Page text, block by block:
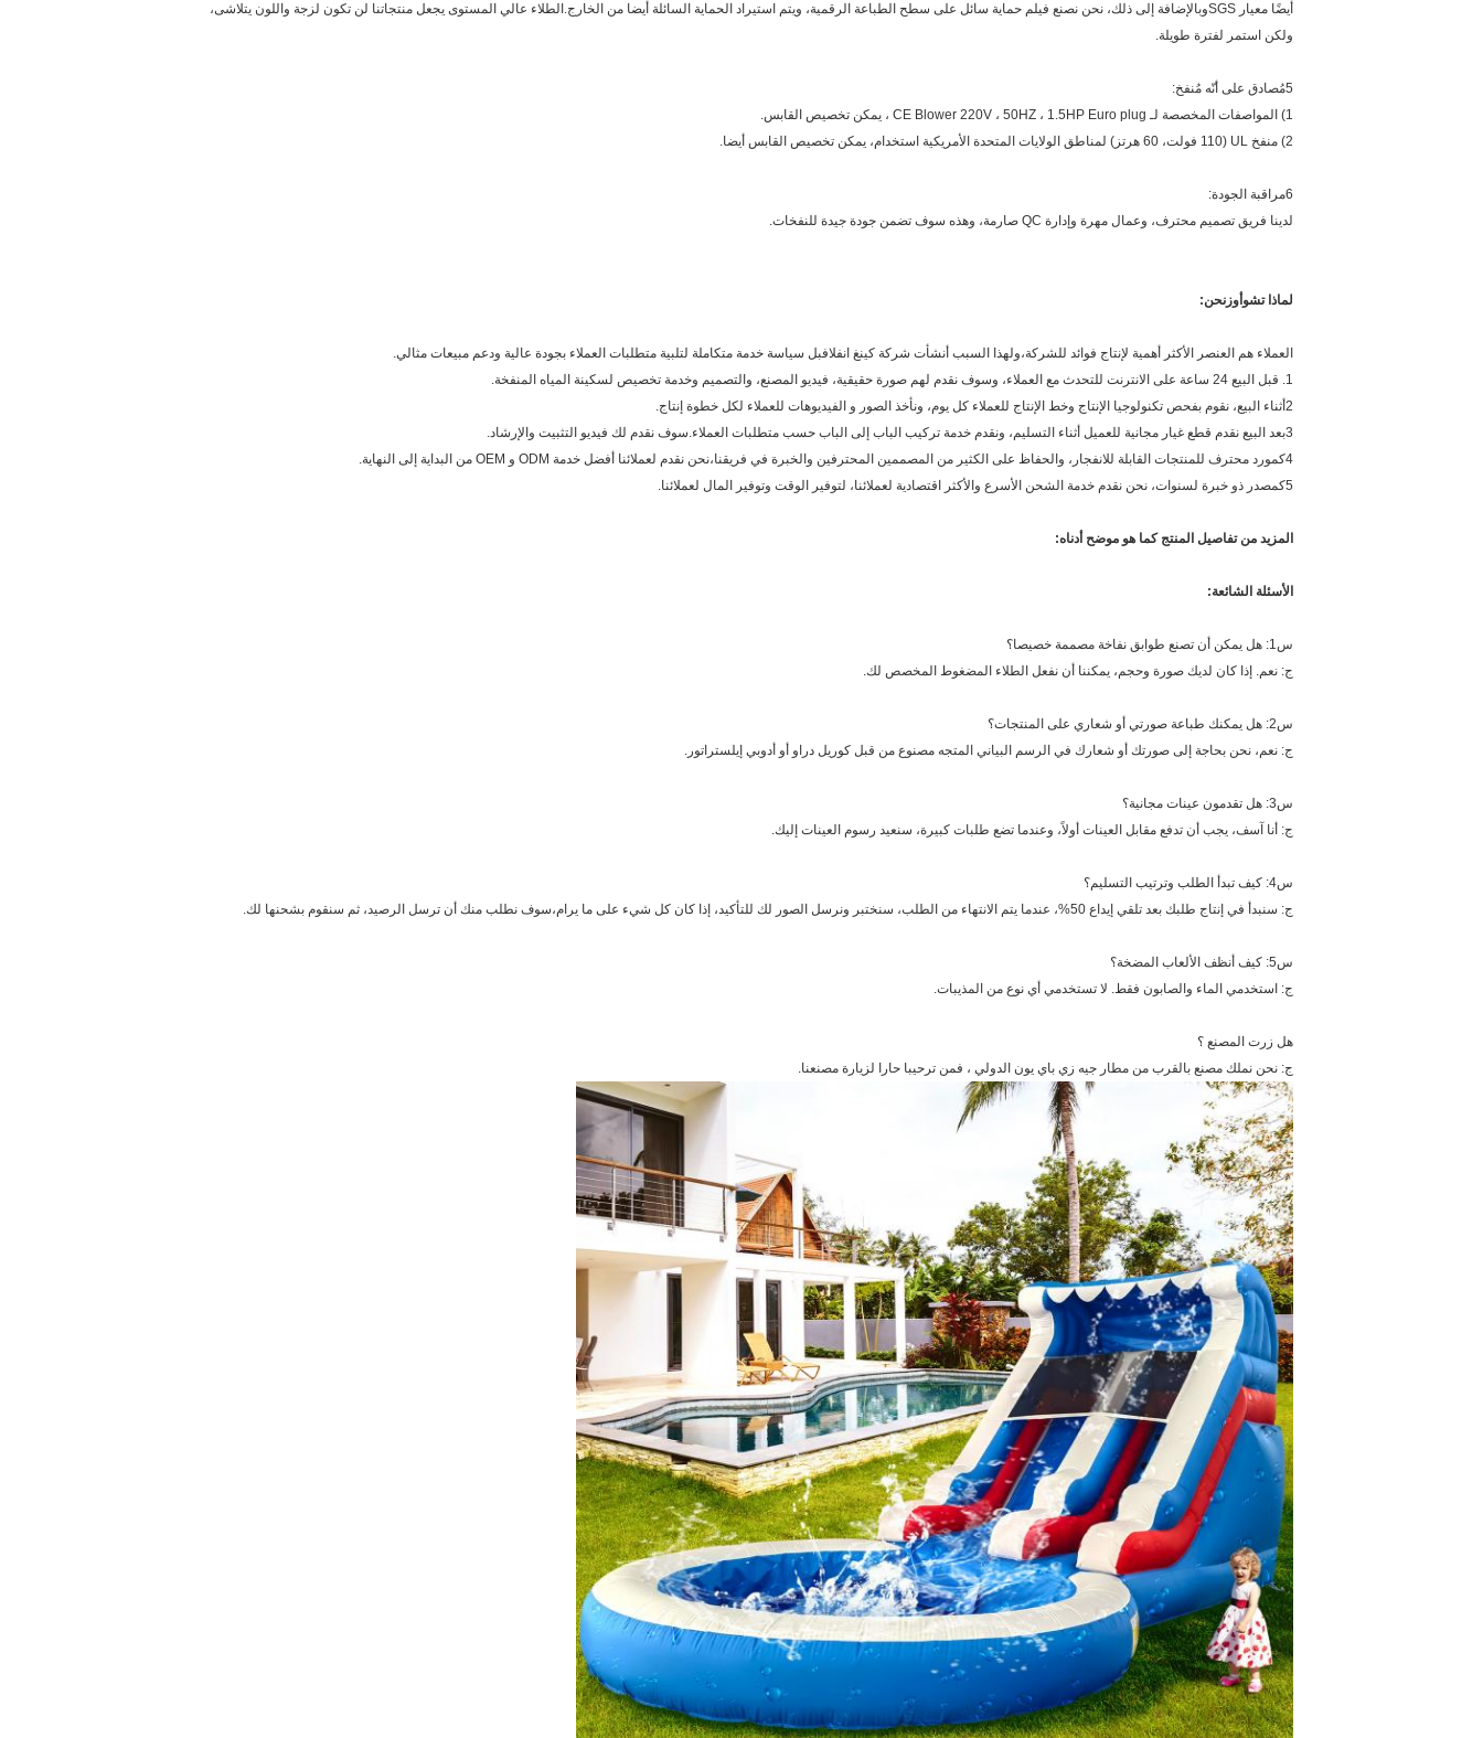
أيضًا معيار SGSوبالإضافة إلى ذلك، نحن نصنع فيلم حماية سائل على سطح الطباعة الرقمية، ويتم استيراد الحماية السائلة أيضا من الخارج.الطلاء عالي المستوى يجعل منتجاتنا لن تكون لزجة واللون يتلاشى،
ولكن استمر لفترة طويلة.
5مُصادق على أنّه مُنفخ:
1) المواصفات المخصصة لـ CE Blower 220V ، 50HZ ، 1.5HP Euro plug ، يمكن تخصيص القابس.
2) منفخ UL (110 فولت، 60 هرتز) لمناطق الولايات المتحدة الأمريكية استخدام، يمكن تخصيص القابس أيضا.
6مراقبة الجودة:
لدينا فريق تصميم محترف، وعمال مهرة وإدارة QC صارمة، وهذه سوف تضمن جودة جيدة للنفخات.
لماذا تشو أوز نحن:
العملاء هم العنصر الأكثر أهمية لإنتاج فوائد للشركة،ولهذا السبب أنشأت شركة كينغ انفلافبل سياسة خدمة متكاملة لتلبية متطلبات العملاء بجودة عالية ودعم مبيعات مثالي.
1. قبل البيع 24 ساعة على الانترنت للتحدث مع العملاء، وسوف نقدم لهم صورة حقيقية، فيديو المصنع، والتصميم وخدمة تخصيص لسكينة المياه المنفخة.
2أثناء البيع، نقوم بفحص تكنولوجيا الإنتاج وخط الإنتاج للعملاء كل يوم، ونأخذ الصور و الفيديوهات للعملاء لكل خطوة إنتاج.
3بعد البيع نقدم قطع غيار مجانية للعميل أثناء التسليم، ونقدم خدمة تركيب الباب إلى الباب حسب متطلبات العملاء.سوف نقدم لك فيديو التثبيت والإرشاد.
4كمورد محترف للمنتجات القابلة للانفجار، والحفاظ على الكثير من المصممين المحترفين والخبرة في فريقنا،نحن نقدم لعملائنا أفضل خدمة ODM و OEM من البداية إلى النهاية.
5كمصدر ذو خبرة لسنوات، نحن نقدم خدمة الشحن الأسرع والأكثر اقتصادية لعملائنا، لتوفير الوقت وتوفير المال لعملائنا.
المزيد من تفاصيل المنتج كما هو موضح أدناه:
الأسئلة الشائعة:
س1: هل يمكن أن تصنع طوابق نفاخة مصممة خصيصا؟
ج: نعم. إذا كان لديك صورة وحجم، يمكننا أن نفعل الطلاء المضغوط المخصص لك.
س2: هل يمكنك طباعة صورتي أو شعاري على المنتجات؟
ج: نعم، نحن بحاجة إلى صورتك أو شعارك في الرسم البياني المتجه مصنوع من قبل كوريل دراو أو أدوبي إيلستراتور.
س3: هل تقدمون عينات مجانية؟
ج: أنا آسف، يجب أن تدفع مقابل العينات أولاً، وعندما تضع طلبات كبيرة، سنعيد رسوم العينات إليك.
س4: كيف تبدأ الطلب وترتيب التسليم؟
ج: سنبدأ في إنتاج طلبك بعد تلقي إيداع 50%، عندما يتم الانتهاء من الطلب، سنختبر ونرسل الصور لك للتأكيد، إذا كان كل شيء على ما يرام،سوف نطلب منك أن ترسل الرصيد، ثم سنقوم بشحنها لك.
س5: كيف أنظف الألعاب المضخة؟
ج: استخدمي الماء والصابون فقط. لا تستخدمي أي نوع من المذيبات.
هل زرت المصنع ؟
ج: نحن نملك مصنع بالقرب من مطار جيه زي باي يون الدولي ، فمن ترحيبا حارا لزيارة مصنعنا.